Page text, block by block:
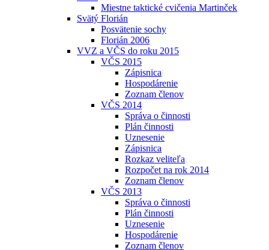
Miestne taktické cvičenia Martinček
Svätý Florián
Posvätenie sochy
Florián 2006
VVZ a VČS do roku 2015
VČS 2015
Zápisnica
Hospodárenie
Zoznam členov
VČS 2014
Správa o činnosti
Plán činnosti
Uznesenie
Zápisnica
Rozkaz veliteľa
Rozpočet na rok 2014
Zoznam členov
VČS 2013
Správa o činnosti
Plán činnosti
Uznesenie
Hospodárenie
Zoznam členov